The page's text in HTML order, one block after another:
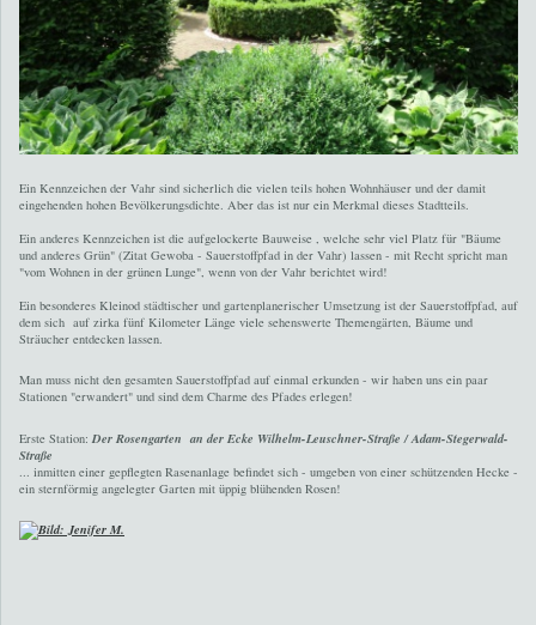
Ein Kennzeichen der Vahr sind sicherlich die vielen teils hohen Wohnhäuser und der damit
eingehenden hohen Bevölkerungsdichte. Aber das ist nur ein Merkmal dieses Stadtteils.
Ein anderes Kennzeichen ist die aufgelockerte Bauweise , welche sehr viel Platz für "Bäume
und anderes Grün" (Zitat Gewoba - Sauerstoffpfad in der Vahr) lassen - mit Recht spricht man
"vom Wohnen in der grünen Lunge", wenn von der Vahr berichtet wird!
Ein besonderes Kleinod städtischer und gartenplanerischer Umsetzung ist der Sauerstoffpfad, auf
dem sich auf zirka fünf Kilometer Länge viele sehenswerte Themengärten, Bäume und
Sträucher entdecken lassen.
Man muss nicht den gesamten Sauerstoffpfad auf einmal erkunden - wir haben uns ein paar
Stationen "erwandert" und sind dem Charme des Pfades erlegen!
Erste Station: Der Rosengarten an der Ecke Wilhelm-Leuschner-Straße / Adam-Stegerwald-
Straße
... inmitten einer gepflegten Rasenanlage befindet sich - umgeben von einer schützenden Hecke -
ein sternförmig angelegter Garten mit üppig blühenden Rosen!